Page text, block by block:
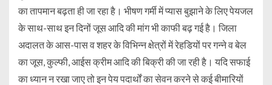
का तापमान बढ़ता ही जा रहा है। भीषण गर्मी में प्यास बुझाने के लिए पेयजल
के साथ-साथ इन दिनों जूस आदि की मांग भी काफी बढ़ गई है। जिला
अदालत के आस-पास व शहर के विभिन्न क्षेत्रों में रेहडियों पर गन्ने व बेल
का जूस, कुल्फी, आईस क्रीम आदि की बिक्री की जा रही है। यदि सफाई
का ध्यान न रखा जाए तो इन पेय पदार्थों का सेवन करने से कई बीमारियों